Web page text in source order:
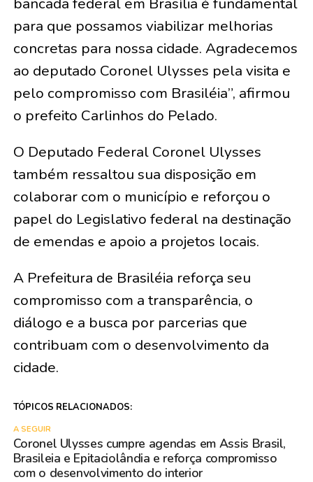
para que possamos viabilizar melhorias
concretas para nossa cidade. Agradecemos
ao deputado Coronel Ulysses pela visita e
pelo compromisso com Brasiléia”, afirmou
o prefeito Carlinhos do Pelado.
O Deputado Federal Coronel Ulysses
também ressaltou sua disposição em
colaborar com o município e reforçou o
papel do Legislativo federal na destinação
de emendas e apoio a projetos locais.
A Prefeitura de Brasiléia reforça seu
compromisso com a transparência, o
diálogo e a busca por parcerias que
contribuam com o desenvolvimento da
cidade.
TÓPICOS RELACIONADOS:
A SEGUIR
Coronel Ulysses cumpre agendas em Assis Brasil,
Brasileia e Epitaciolândia e reforça compromisso
com o desenvolvimento do interior